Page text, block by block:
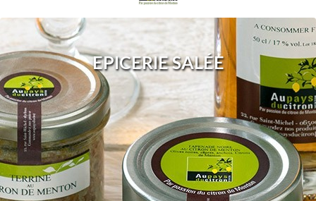
EPICERIE SALÉE